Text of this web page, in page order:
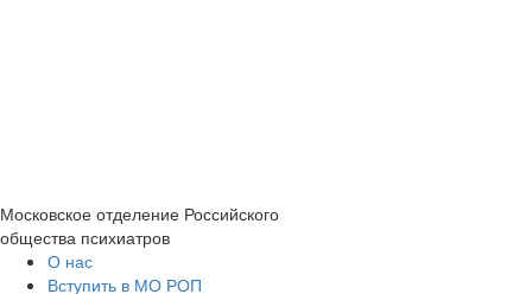
Московское отделение Российского
общества психиатров
О нас
Вступить в МО РОП